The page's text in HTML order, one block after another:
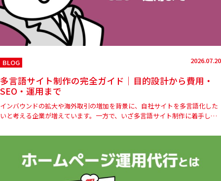
BLOG 2026.07.20
多言語サイト制作の完全ガイド｜目的設計から費用・
SEO・運用まで
インバウンドの拡大や海外取引の増加を背景に、自社サイトを多言語化した
いと考える企業が増えています。一方で、いざ多言語サイト制作に着手しよ